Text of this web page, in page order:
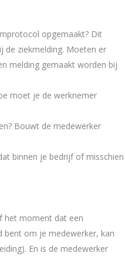
opgemaakt? Dit
de ziekmelding. Moeten er
melding gemaakt worden bij
moet je de werknemer
Bouwt de medewerker
binnen je bedrijf of misschien
het moment dat een
bent om je medewerker, kan
En is de medewerker